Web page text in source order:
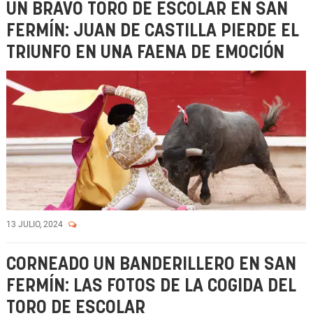
UN BRAVO TORO DE ESCOLAR EN SAN
FERMÍN: JUAN DE CASTILLA PIERDE EL
TRIUNFO EN UNA FAENA DE EMOCIÓN
13 JULIO, 2024
CORNEADO UN BANDERILLERO EN SAN
FERMÍN: LAS FOTOS DE LA COGIDA DEL
TORO DE ESCOLAR